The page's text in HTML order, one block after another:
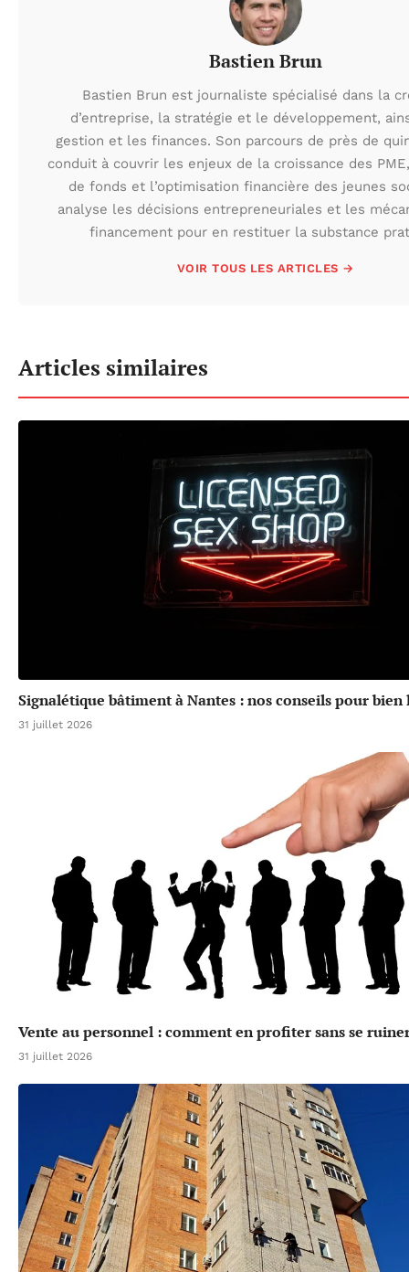
Bastien Brun
Bastien Brun est journaliste spécialisé dans la
d’entreprise, la stratégie et le développement,
gestion et les finances. Son parcours de près de
conduit à couvrir les enjeux de la croissance des
de fonds et l’optimisation financière des jeunes
analyse les décisions entrepreneuriales et les
financement pour en restituer la substance
VOIR TOUS LES ARTICLES →
Articles similaires
Signalétique bâtiment à Nantes : nos conseils pour bien
31 juillet 2026
Vente au personnel : comment en profiter sans se
31 juillet 2026